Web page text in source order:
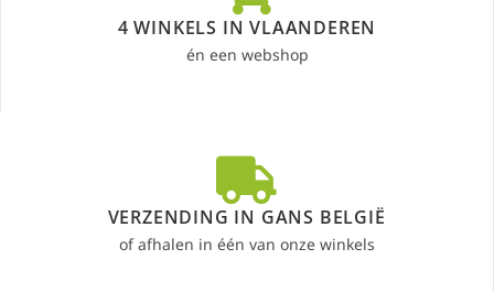
4 WINKELS IN VLAANDEREN
én een webshop
VERZENDING IN GANS BELGIË
of afhalen in één van onze winkels